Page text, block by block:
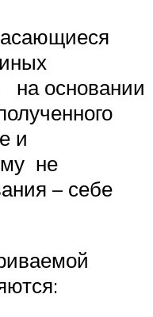
на основании
и
не
– себе